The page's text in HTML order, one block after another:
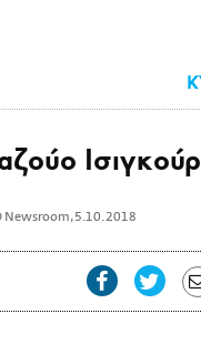
Newsroom,5.10.2018